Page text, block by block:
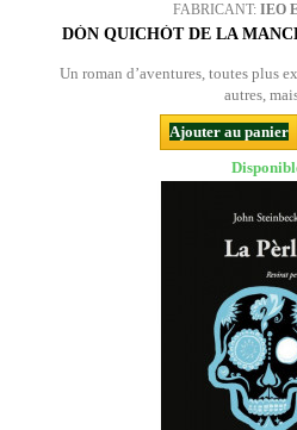
FABRICANT: IEO
DÒN QUICHÒT DE LA
Un roman d’aventures, toutes plus
autres,
Ajouter au panier